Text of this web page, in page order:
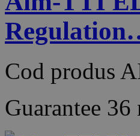
Cod produs
Guarantee 36